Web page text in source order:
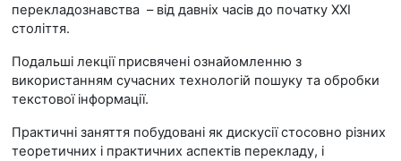
перекладознавства – від давніх часів до початку ХХІ
століття.
Подальші лекції присвячені ознайомленню з
використанням сучасних технологій пошуку та обробки
текстової інформації.
Практичні заняття побудовані як дискусії стосовно різних
теоретичних і практичних аспектів перекладу, і